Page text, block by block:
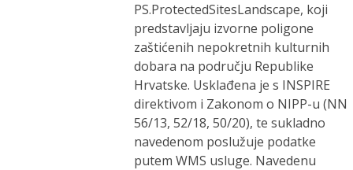
PS.ProtectedSitesLandscape, koji
predstavljaju izvorne poligone
zaštićenih nepokretnih kulturnih
dobara na području Republike
Hrvatske. Usklađena je s INSPIRE
direktivom i Zakonom o NIPP-u (NN
56/13, 52/18, 50/20), te sukladno
navedenom poslužuje podatke
putem WMS usluge. Navedenu